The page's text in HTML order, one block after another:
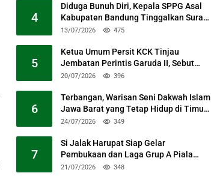
4
Diduga Bunuh Diri, Kepala SPPG Asal
Kabupaten Bandung Tinggalkan Surat
Permohonan Maaf
13/07/2026 475
5
Ketua Umum Persit KCK Tinjau
Jembatan Perintis Garuda II, Sebut
Simbol Kebersamaan TNI dan Rakyat
20/07/2026 396
6
Terbangan, Warisan Seni Dakwah Islam
Jawa Barat yang Tetap Hidup di Timur
Kabupaten Bandung
24/07/2026 349
7
Si Jalak Harupat Siap Gelar
Pembukaan dan Laga Grup A Piala
Presiden 2026 Sabtu Mendatang
21/07/2026 348